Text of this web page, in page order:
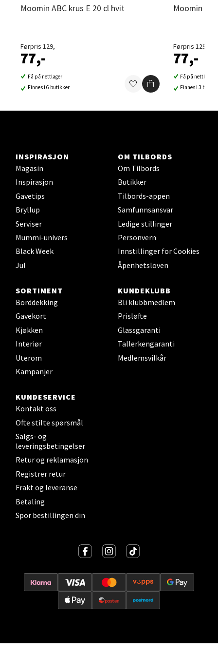
Moomin ABC krus E 20 cl hvit
Førpris 129,-
77,-
Få på nettlager
Finnes i 6 butikker
Moomin
Førpris 129,-
77,-
Få på nettlager
Finnes i 3
INSPIRASJON
Magasin
Inspirasjon
Gavetips
Bryllup
Serviser
Mummi-univers
Black Week
Jul
OM TILBORDS
Om Tilbords
Butikker
Tilbords-appen
Samfunnsansvar
Ledige stillinger
Personvern
Innstillinger for Cookies
Åpenhetsloven
SORTIMENT
Borddekking
Gavekort
Kjøkken
Interiør
Uterom
Kampanjer
KUNDEKLUBB
Bli klubbmedlem
Prisløfte
Glassgaranti
Tallerkengaranti
Medlemsvilkår
KUNDESERVICE
Kontakt oss
Ofte stilte spørsmål
Salgs- og
leveringsbetingelser
Retur og reklamasjon
Registrer retur
Frakt og leveranse
Betaling
Spor bestillingen din
Strangata 26, 8400 Sortland
Åpent i dag 10-16
1 i butikk
Sjøfartsgata 2, 7714 Steinkjer
Åpent i dag 10-18
0 i butikk
Torgbakken 2, 5401 Stord
Åpent i dag 10-15
0 i butikk
Velg
Oslo - Thon Senter Storo
Vitaminveien 7 - 9, 0485 Oslo
Åpent i dag 10-19
0 i butikk
Lillehammer - Strandtorget
Strandtorget, 2609 Lillehammer
Åpent i dag 09-18
Strømmen - Thon Senter Strømmen